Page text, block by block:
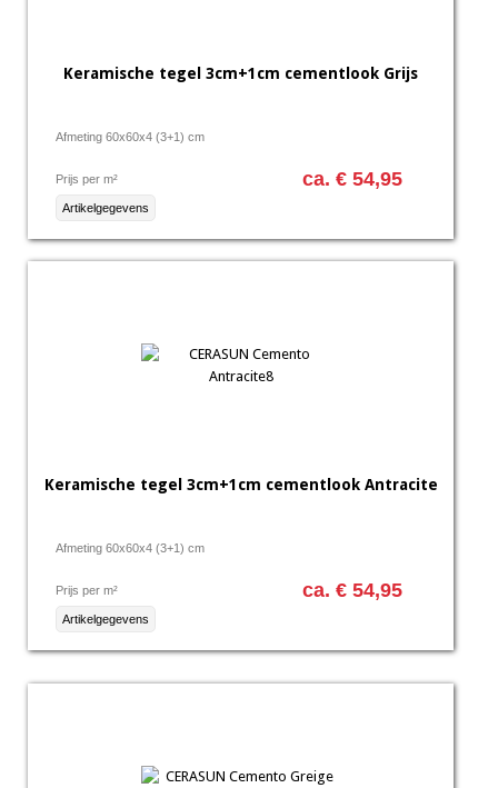
Keramische tegel 3cm+1cm cementlook Grijs
Afmeting 60x60x4 (3+1) cm
Prijs per m² ca. € 54,95
Artikelgegevens
Keramische tegel 3cm+1cm cementlook Antracite
Afmeting 60x60x4 (3+1) cm
Prijs per m² ca. € 54,95
Artikelgegevens